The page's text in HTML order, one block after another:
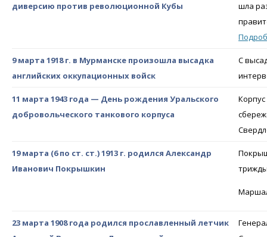
диверсию против революционной Кубы
шла
9 марта 1918 г. в Мурманске произошла высадка
английских оккупационных войск
С
11 марта 1943 года — День рождения Уральского
добровольческого танкового корпуса
19 марта (6 по ст. ст.) 1913 г. родился Александр
Иванович Покрышкин
23 марта 1908 года родился прославленный летчик